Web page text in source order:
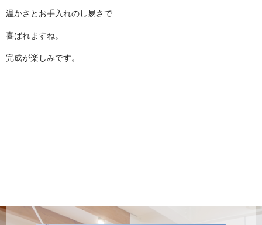
温かさとお手入れのし易さで
喜ばれますね。
完成が楽しみです。